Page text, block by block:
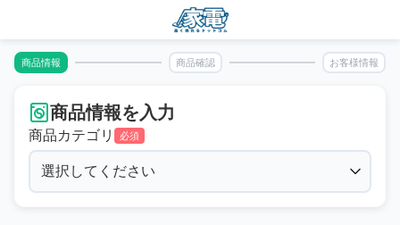
商品情報 商品確認 お客様情報
商品情報を入力
商品カテゴリ 必須